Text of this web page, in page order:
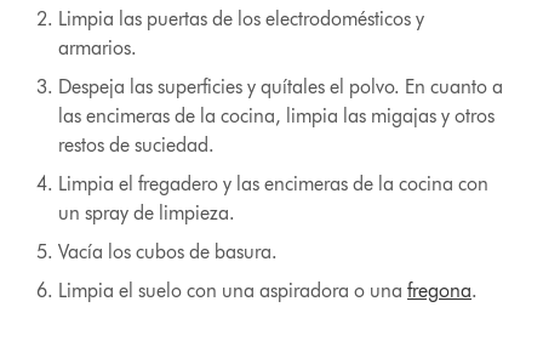
Limpia las puertas de los electrodomésticos y
armarios.
Despeja las superficies y quítales el polvo. En cuanto a
las encimeras de la cocina, limpia las migajas y otros
restos de suciedad.
Limpia el fregadero y las encimeras de la cocina con
un spray de limpieza.
Vacía los cubos de basura.
Limpia el suelo con una aspiradora o unafregona.